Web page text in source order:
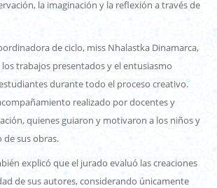
la imaginación y la reflexión a través de
de ciclo, miss Nhalastka Dinamarca,
trabajos presentados y el entusiasmo
durante todo el proceso creativo.
realizado por docentes y
quienes guiaron y motivaron a los niños y
de sus obras.
explicó que el jurado evaluó las creaciones
de sus autores, considerando únicamente